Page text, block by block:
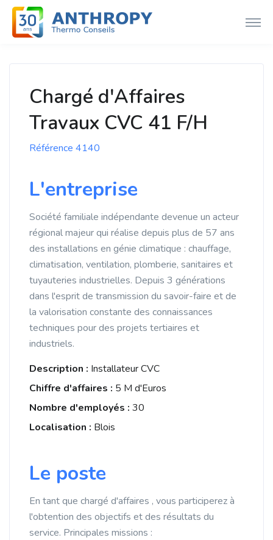
Chargé d'Affaires
Travaux CVC 41 F/H
Référence 4140
L'entreprise
Société familiale indépendante devenue un acteur
régional majeur qui réalise depuis plus de 57 ans
des installations en génie climatique : chauffage,
climatisation, ventilation, plomberie, sanitaires et
tuyauteries industrielles. Depuis 3 générations
dans l'esprit de transmission du savoir-faire et de
la valorisation constante des connaissances
techniques pour des projets tertiaires et
industriels.
Description : Installateur CVC
Chiffre d'affaires : 5 M d'Euros
Nombre d'employés : 30
Localisation : Blois
Le poste
En tant que chargé d'affaires , vous participerez à
l'obtention des objectifs et des résultats du
service. Principales missions :